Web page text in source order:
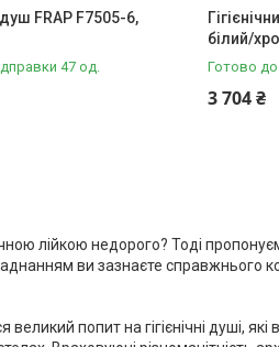
душ FRAP F7505-6,
47 од.
білий/
Готово до
3 704 ₴
лійкою недорого? Тоді
ви зазнаєте справжнього
попит на гігієнічні душі,